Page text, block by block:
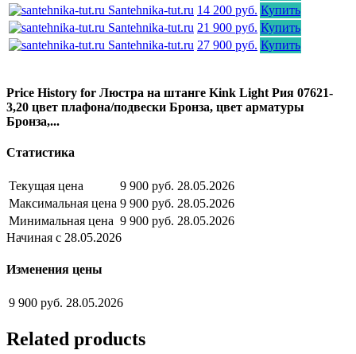
Santehnika-tut.ru 14 200 руб. Купить
Santehnika-tut.ru 21 900 руб. Купить
Santehnika-tut.ru 27 900 руб. Купить
Price History for Люстра на штанге Kink Light Рия 07621-
3,20 цвет плафона/подвески Бронза, цвет арматуры
Бронза,...
Статистика
Текущая цена 9 900 руб. 28.05.2026
Максимальная цена 9 900 руб. 28.05.2026
Минимальная цена 9 900 руб. 28.05.2026
Начиная с 28.05.2026
Изменения цены
9 900 руб. 28.05.2026
Related products